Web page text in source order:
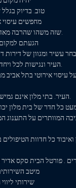
טוב. בדיוק
מחפשים עיסוי
הגעתם למקום
עשיר ומגוון של דירות
עיסוי אירוטי בתל אביב
המוותרים על התענוג
כל חדוות הטיפולים
. פורטל הבית סקס
מיטב
שירותי